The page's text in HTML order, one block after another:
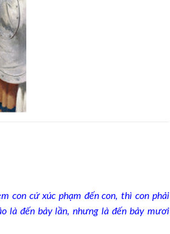
con cứ xúc phạm đến con, thì con phải
là đến bảy lần, nhưng là đến bảy mươi